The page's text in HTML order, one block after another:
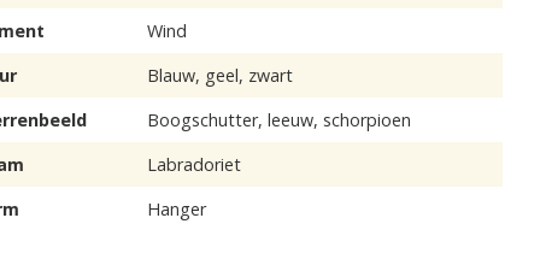
Wind
Blauw, geel, zwart
Boogschutter, leeuw, schorpioen
Labradoriet
Hanger